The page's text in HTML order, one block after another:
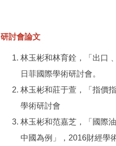
研討會論文
林玉彬和林育銓，「出口
日菲國際學術研討會。
林玉彬和莊于萱，「指價
學術研討會
林玉彬和范嘉芝，「國際
中國為例」，2016財經學